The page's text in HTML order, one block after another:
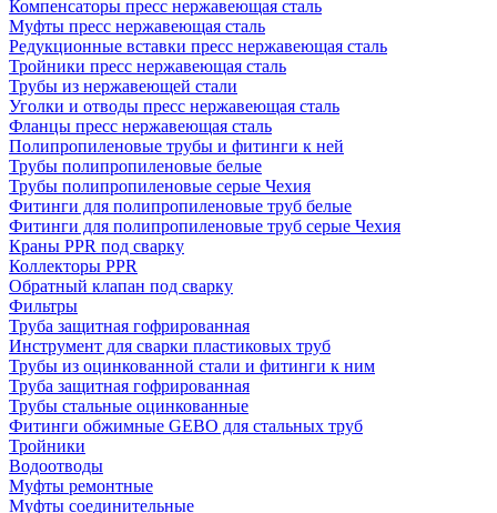
Компенсаторы пресс нержавеющая сталь
Муфты пресс нержавеющая сталь
Редукционные вставки пресс нержавеющая сталь
Тройники пресс нержавеющая сталь
Трубы из нержавеющей стали
Уголки и отводы пресс нержавеющая сталь
Фланцы пресс нержавеющая сталь
Полипропиленовые трубы и фитинги к ней
Трубы полипропиленовые белые
Трубы полипропиленовые серые Чехия
Фитинги для полипропиленовые труб белые
Фитинги для полипропиленовые труб серые Чехия
Краны PPR под сварку
Коллекторы PPR
Обратный клапан под сварку
Фильтры
Труба защитная гофрированная
Инструмент для сварки пластиковых труб
Трубы из оцинкованной стали и фитинги к ним
Труба защитная гофрированная
Трубы стальные оцинкованные
Фитинги обжимные GEBO для стальных труб
Тройники
Водоотводы
Муфты ремонтные
Муфты соединительные